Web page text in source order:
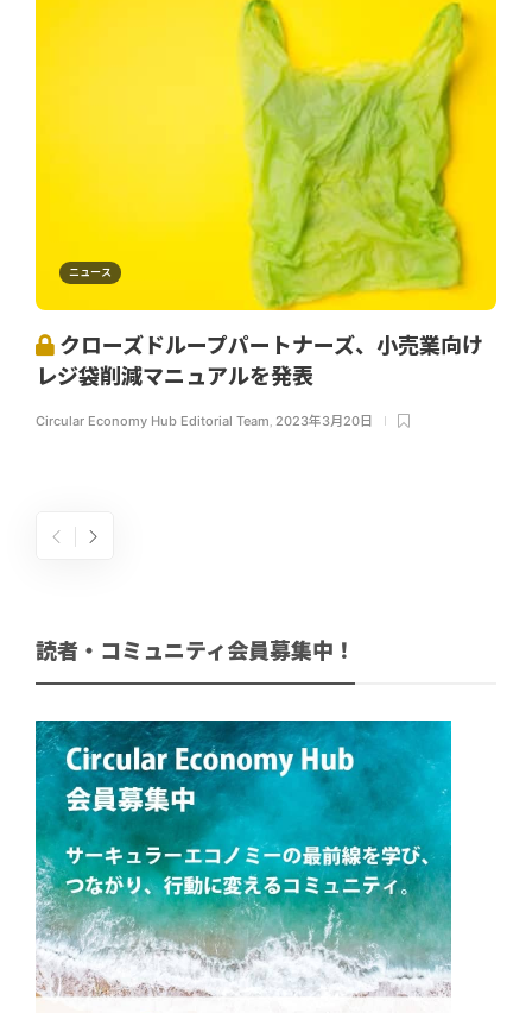
ニュース
クローズドループパートナーズ、小売業向け
レジ袋削減マニュアルを発表
Circular Economy Hub Editorial Team, 2023年3月20日
読者・コミュニティ会員募集中！